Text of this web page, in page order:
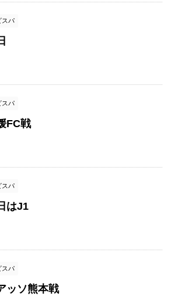
スパ
スパ
FC戦
スパ
はJ1
スパ
ッソ熊本戦